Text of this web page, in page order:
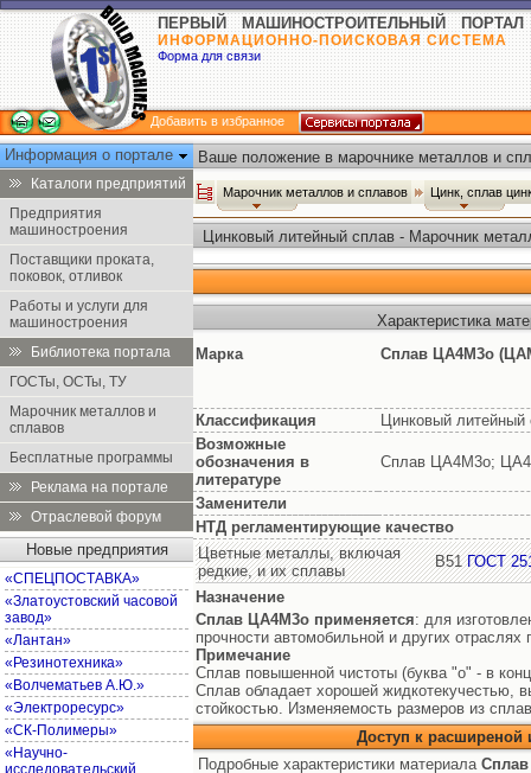
ПЕРВЫЙ МАШИНОСТРОИТЕЛЬНЫЙ ПОРТАЛ
ИНФОРМАЦИОННО-ПОИСКОВАЯ СИСТЕМА
Форма для связи
Добавить в избранное
Информация о портале
Каталоги предприятий
Предприятия
машиностроения
Поставщики проката,
поковок, отливок
Работы и услуги для
машиностроения
Библиотека портала
ГОСТы, ОСТы, ТУ
Марочник металлов и
сплавов
Бесплатные программы
Реклама на портале
Отраслевой форум
Новые предприятия
«СПЕЦПОСТАВКА»
«Златоустовский часовой
завод»
«Лантан»
«Резинотехника»
«Волчематьев А.Ю.»
«Электроресурс»
«СК-Полимеры»
«Научно-
исследовательский
Ваше положение в марочнике металлов и
Марочник металлов и сплавов Цинк, сплав
Цинковый литейный сплав - Марочник
Характеристика
Марка
Сплав ЦА4М3о
Классификация
Цинковый литейный
Возможные
обозначения в
литературе
Сплав ЦА4М3о;
Заменители
НТД регламентирующие качество
Цветные металлы, включая
редкие, и их сплавы
В51 ГОСТ
Назначение
Сплав ЦА4М3о применяется: для
прочности автомобильной и других
Примечание
Сплав повышенной чистоты (буква "о" - в
Сплав обладает хорошей жидкотекучестью,
стойкостью. Изменяемость размеров из
Доступ к
Подробные характеристики материала